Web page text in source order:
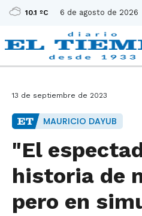
10.1 ºC 6 de agosto de 2026
13 de septiembre de 2023
MAURICIO DAYUB
"El
historia de
pero en